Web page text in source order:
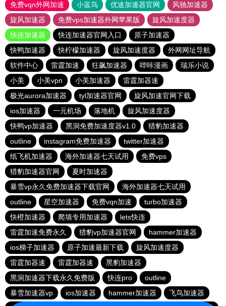
免费vqn外网加速
小蓝鸟 优途加速器官网
风驰加速器
旋风加速器
免费vps加速器外网苹果版
旋风加速度器
快连加速器
快连加速器官网入口
原子加速器
快鸭加速器
快柠檬加速器 旋风加速度器
外网网址导航
软件中心
雷霆加速 狂飙加速器 哔咔漫画
瑞乐小说
小美
小美vpn 小美加速器
雷霆加器速
极光aurora加速器
tyl加速器官网
旋风加速官网下载
ios加速器
一元机场 落地机
旋风加速度器
快鸭vp加速器
黑洞免费加速度器v1.0
猎豹加速器
outline
instagram免费加速器
twitter加速器
纸飞机加速器
海外加速器七天试用
免费vps
猎豹加速器官网
夏时加速器
暴雪vp永久免费加速器下载官网
海外加速器七天试用
outline
星空加速器 免费vqn加速
turbo加速器
快橙加速器
爬墙专用加速器
lets快连
雷霆加速免费永久
猎豹vp加速器官网
hammer加速器
ios梯子加速器
原子加速最新下载
旋风加速度器
雷霆加器速
雷霆加器速
黑豹加速器
黑洞加速器下载永久免费版
快连pro
outline
暴雪加速器vp
ios加速器 hammer加速器
飞鸟加速器